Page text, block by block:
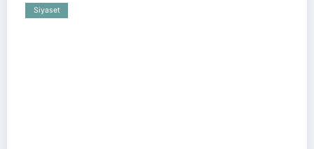
Siyaset